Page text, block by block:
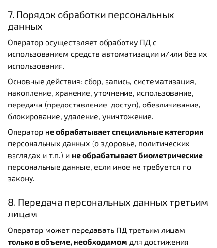
7. Порядок обработки персональных
данных
Оператор осуществляет обработку ПД с
использованием средств автоматизации и/или без их
использования.
Основные действия: сбор, запись, систематизация,
накопление, хранение, уточнение, использование,
передача (предоставление, доступ), обезличивание,
блокирование, удаление, уничтожение.
Оператор не обрабатывает специальные категории
персональных данных (о здоровье, политических
взглядах и т.п.) и не обрабатывает биометрические
персональные данные, если иное не требуется по
закону.
8. Передача персональных данных третьим
лицам
Оператор может передавать ПД третьим лицам
только в объеме, необходимом для достижения